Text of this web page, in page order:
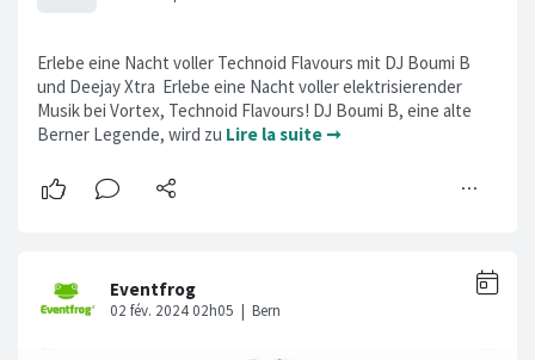
Erlebe eine Nacht voller Technoid Flavours mit DJ Boumi B
und Deejay Xtra Erlebe eine Nacht voller elektrisierender
Musik bei Vortex, Technoid Flavours! DJ Boumi B, eine alte
Berner Legende, wird zu Lire la suite ➞